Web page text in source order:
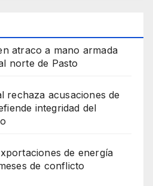
atraco a mano armada
norte de Pasto
rechaza acusaciones de
integridad del
de energía
de conflicto